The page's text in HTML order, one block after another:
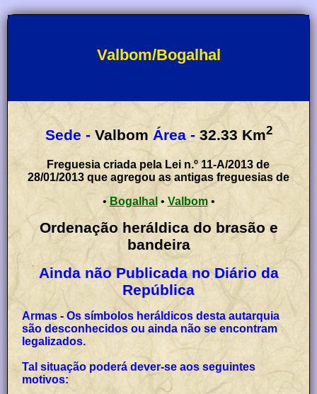
Valbom/Bogalhal
Sede - Valbom Área - 32.33 Km2
Freguesia criada pela Lei n.º 11-A/2013 de
28/01/2013 que agregou as antigas freguesias de
•Bogalhal • Valbom•
Ordenação heráldica do brasão e
bandeira
Ainda não Publicada no Diário da
República
Armas - Os símbolos heráldicos desta autarquia
são desconhecidos ou ainda não se encontram
legalizados.
Tal situação poderá dever-se aos seguintes
motivos: